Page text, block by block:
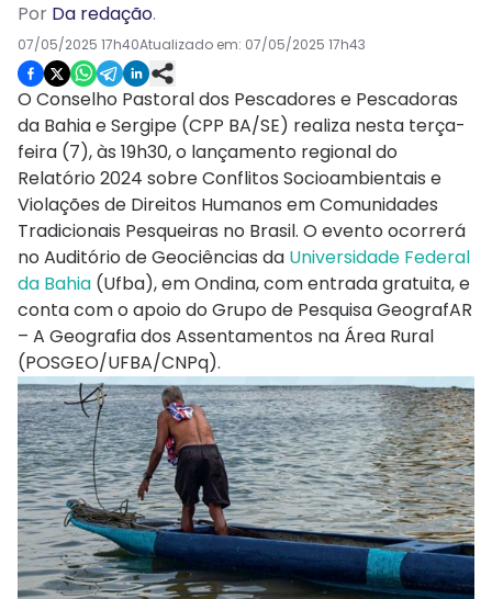
Por Da redação.
07/05/2025 17h40Atualizado em: 07/05/2025 17h43
O Conselho Pastoral dos Pescadores e Pescadoras
da Bahia e Sergipe (CPP BA/SE) realiza nesta terça-
feira (7), às 19h30, o lançamento regional do
Relatório 2024 sobre Conflitos Socioambientais e
Violações de Direitos Humanos em Comunidades
Tradicionais Pesqueiras no Brasil. O evento ocorrerá
no Auditório de Geociências da Universidade Federal
da Bahia (Ufba), em Ondina, com entrada gratuita, e
conta com o apoio do Grupo de Pesquisa GeografAR
– A Geografia dos Assentamentos na Área Rural
(POSGEO/UFBA/CNPq).